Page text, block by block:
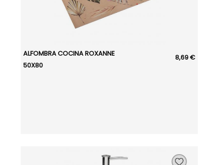
ALFOMBRA COCINA ROXANNE
50X80
8,69 €